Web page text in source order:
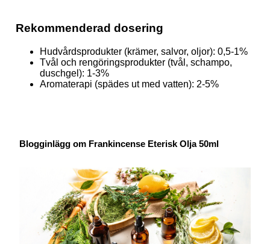
Rekommenderad dosering
Hudvårdsprodukter (krämer, salvor, oljor): 0,5-1%
Tvål och rengöringsprodukter (tvål, schampo,
duschgel): 1-3%
Aromaterapi (spädes ut med vatten): 2-5%
Blogginlägg om Frankincense Eterisk Olja 50ml